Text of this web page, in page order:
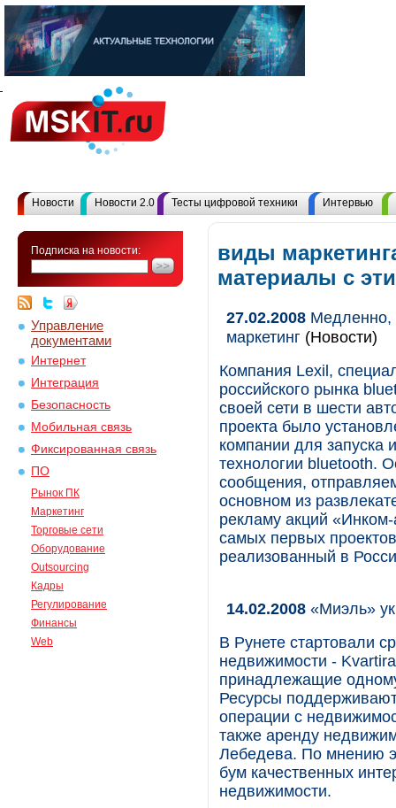
Новости Новости 2.0 Тесты цифровой техники Интервью
Подписка на новости:
Управление
документами
Интернет
Интеграция
Безопасность
Мобильная связь
Фиксированная связь
ПО
Рынок ПК
Маркетинг
Торговые сети
Оборудование
Outsourcing
Кадры
Регулирование
Финансы
Web
виды
материалы с
27.02.2008 Медленно,
маркетинг (Новости)
Компания Lexil,
российского рынка
своей сети в шести
проекта было
компании для запуска
технологии bluetooth.
сообщения,
основном из
рекламу акций
самых первых
реализованный в
14.02.2008 «Миэль»
В Рунете стартовали
недвижимости -
принадлежащие
Ресурсы
операции с
также аренду
Лебедева. По мнению
бум качественных
недвижимости.